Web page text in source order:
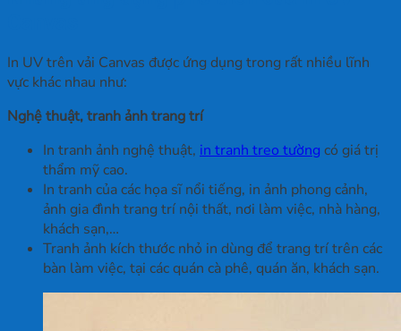
In UV trên vải Canvas được ứng dụng trong rất nhiều lĩnh
vực khác nhau như:
Nghệ thuật, tranh ảnh trang trí
In tranh ảnh nghệ thuật, in tranh treo tường có giá trị
thẩm mỹ cao.
In tranh của các họa sĩ nổi tiếng, in ảnh phong cảnh,
ảnh gia đình trang trí nội thất, nơi làm việc, nhà hàng,
khách sạn,…
Tranh ảnh kích thước nhỏ in dùng để trang trí trên các
bàn làm việc, tại các quán cà phê, quán ăn, khách sạn.